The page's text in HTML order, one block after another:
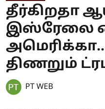
தீர்கிறதா
இஸ்ரேலை
திணறும்
PT WEB